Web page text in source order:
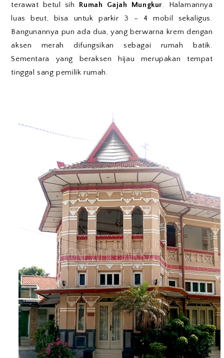
terawat betul sih Rumah Gajah Mungkur. Halamannya
luas beut, bisa untuk parkir 3 – 4 mobil sekaligus.
Bangunannya pun ada dua, yang berwarna krem dengan
aksen merah difungsikan sebagai rumah batik.
Sementara yang beraksen hijau merupakan tempat
tinggal sang pemilik rumah.